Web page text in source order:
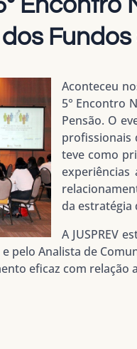
Aconteceu
5° Encontro
Pensão. O
profissionais
teve como
da estratégia
A JUSPREV
pelo Analista de
eficaz com relação